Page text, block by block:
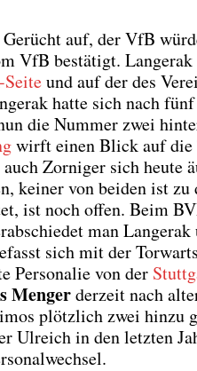
Gerücht auf, der VfB
VfB bestä­tigt.
Sei­teund auf der des
hat­te sich nach
die Num­mer zwei
wirft einen Blick auf
Zor­ni­ger sich heu­te
kei­ner von bei­den ist
ist noch offen. Beim
man
sich mit der
Per­so­na­lie von der
Men­gerder­zeit nach
plötz­lich zwei hin­zu
Ulreich in den letz­ten